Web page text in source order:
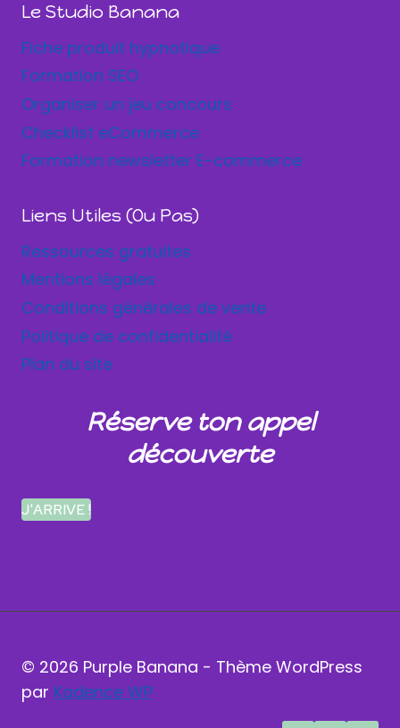
Le Studio Banana
Fiche produit hypnotique
Formation SEO
Organiser un jeu concours
Checklist eCommerce
Formation newsletter E-commerce
Liens Utiles (ou Pas)
Ressources gratuites
Mentions légales
Conditions générales de vente
Politique de confidentialité
Plan du site
Réserve ton appel
découverte
J'ARRIVE !
© 2026 Purple Banana - Thème WordPress
par Kadence WP